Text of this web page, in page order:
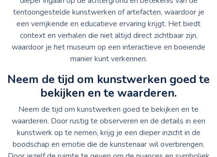
tentoongestelde kunstwerken of artefacten, waardoor je
een verrijkende en educatieve ervaring krijgt. Het biedt
context en verhalen die niet altijd direct zichtbaar zijn,
waardoor je het museum op een interactieve en boeiende
manier kunt verkennen.
Neem de tijd om kunstwerken goed te
bekijken en te waarderen.
Neem de tijd om kunstwerken goed te bekijken en te
waarderen. Door rustig te observeren en de details in een
kunstwerk op te nemen, krijg je een dieper inzicht in de
boodschap en emotie die de kunstenaar wil overbrengen.